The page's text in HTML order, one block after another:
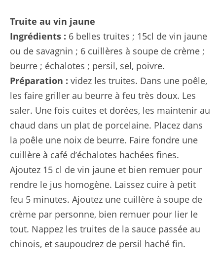
Truite au vin jaune
Ingrédients : 6 belles truites ; 15cl de vin jaune
ou de savagnin ; 6 cuillères à soupe de crème ;
beurre ; échalotes ; persil, sel, poivre.
Préparation : videz les truites. Dans une poêle,
les faire griller au beurre à feu très doux. Les
saler. Une fois cuites et dorées, les maintenir au
chaud dans un plat de porcelaine. Placez dans
la poêle une noix de beurre. Faire fondre une
cuillère à café d’échalotes hachées fines.
Ajoutez 15 cl de vin jaune et bien remuer pour
rendre le jus homogène. Laissez cuire à petit
feu 5 minutes. Ajoutez une cuillère à soupe de
crème par personne, bien remuer pour lier le
tout. Nappez les truites de la sauce passée au
chinois, et saupoudrez de persil haché fin.